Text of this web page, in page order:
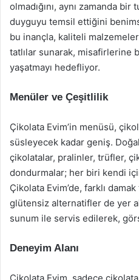
olmadığını, aynı zamanda
duyguyu temsil ettiğini
bu inançla, kaliteli
tatlılar sunarak, misafirlerine
yaşatmayı hedefliyor.
Menüler ve Çeşitlilik
Çikolata Evim’in menüsü,
süsleyecek kadar geniş.
çikolatalar, pralinler, trüfler,
dondurmalar; her biri kendi
Çikolata Evim’de, farklı
glütensiz alternatifler de yer
sunum ile servis edilerek,
Deneyim Alanı